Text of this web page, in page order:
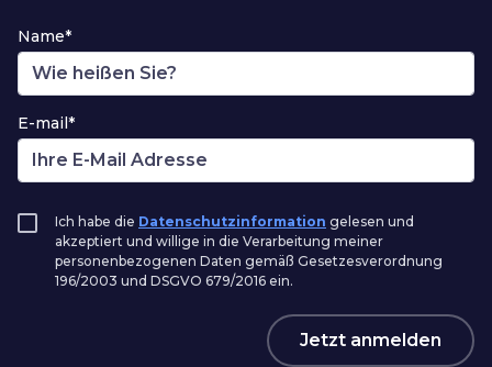
Name*
E-mail*
Ich habe die Datenschutzinformation gelesen und
akzeptiert und willige in die Verarbeitung meiner
personenbezogenen Daten gemäß Gesetzesverordnung
196/2003 und DSGVO 679/2016 ein.
Jetzt anmelden